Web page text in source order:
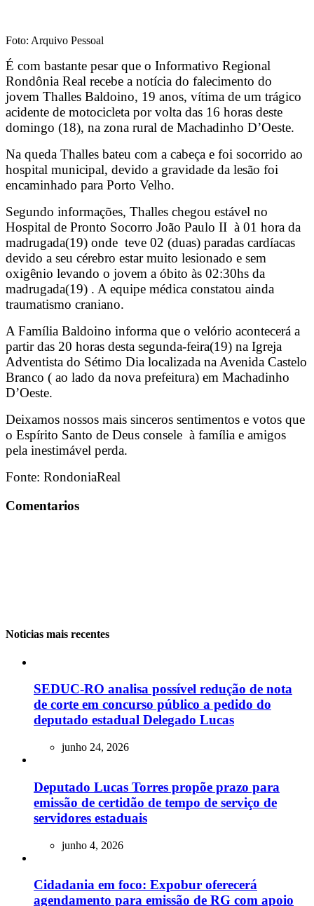
Foto: Arquivo Pessoal
É com bastante pesar que o Informativo Regional
Rondônia Real recebe a notícia do falecimento do
jovem Thalles Baldoino, 19 anos, vítima de um trágico
acidente de motocicleta por volta das 16 horas deste
domingo (18), na zona rural de Machadinho D’Oeste.
Na queda Thalles bateu com a cabeça e foi socorrido ao
hospital municipal, devido a gravidade da lesão foi
encaminhado para Porto Velho.
Segundo informações, Thalles chegou estável no
Hospital de Pronto Socorro João Paulo II à 01 hora da
madrugada(19) onde teve 02 (duas) paradas cardíacas
devido a seu cérebro estar muito lesionado e sem
oxigênio levando o jovem a óbito às 02:30hs da
madrugada(19) . A equipe médica constatou ainda
traumatismo craniano.
A Família Baldoino informa que o velório acontecerá a
partir das 20 horas desta segunda-feira(19) na Igreja
Adventista do Sétimo Dia localizada na Avenida Castelo
Branco ( ao lado da nova prefeitura) em Machadinho
D’Oeste.
Deixamos nossos mais sinceros sentimentos e votos que
o Espírito Santo de Deus consele à família e amigos
pela inestimável perda.
Fonte: RondoniaReal
Comentarios
Noticias mais recentes
SEDUC-RO analisa possível redução de nota
de corte em concurso público a pedido do
deputado estadual Delegado Lucas
junho 24, 2026
Deputado Lucas Torres propõe prazo para
emissão de certidão de tempo de serviço de
servidores estaduais
junho 4, 2026
Cidadania em foco: Expobur oferecerá
agendamento para emissão de RG com apoio